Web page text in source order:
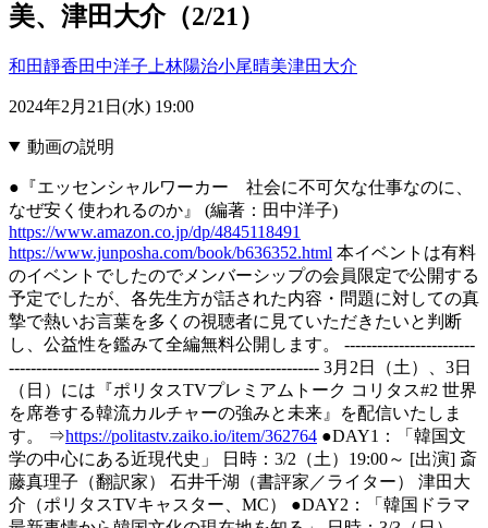
美、津田大介（2/21）
和田靜香田中洋子 上林陽治小尾晴美津田大介
2024年2月21日(水) 19:00
動画の説明
●『エッセンシャルワーカー 社会に不可欠な仕事なのに、
なぜ安く使われるのか』 (編著：田中洋子)
https://www.amazon.co.jp/dp/4845118491
https://www.junposha.com/book/b636352.html 本イベントは有料
のイベントでしたのでメンバーシップの会員限定で公開する
予定でしたが、各先生方が話された内容・問題に対しての真
摯で熱いお言葉を多くの視聴者に見ていただきたいと判断
し、公益性を鑑みて全編無料公開します。 ------------------------
--------------------------------------------------------- 3月2日（土）、3日
（日）には『ポリタスTVプレミアムトーク コリタス#2 世界
を席巻する韓流カルチャーの強みと未来』を配信いたしま
す。 ⇒https://politastv.zaiko.io/item/362764 ●DAY1：「韓国文
学の中心にある近現代史」 日時：3/2（土）19:00～ [出演] 斎
藤真理子（翻訳家） 石井千湖（書評家／ライター） 津田大
介（ポリタスTVキャスター、MC） ●DAY2：「韓国ドラマ